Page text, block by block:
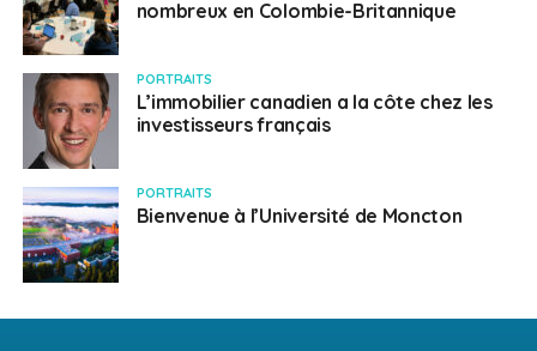
nombreux en Colombie-Britannique
PORTRAITS
L’immobilier canadien a la côte chez les
investisseurs français
PORTRAITS
Bienvenue à l’Université de Moncton